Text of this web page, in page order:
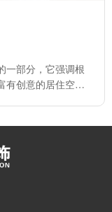
一部分，它强调根
有创意的居住空